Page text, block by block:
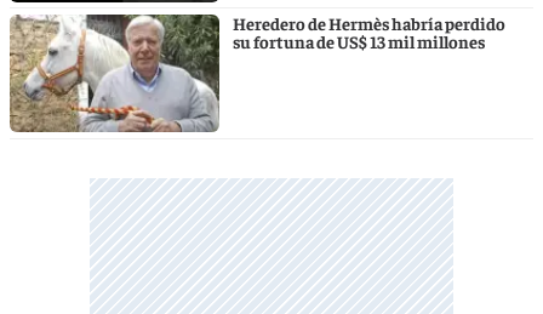
Heredero de Hermès habría perdido
su fortuna de US$ 13 mil millones